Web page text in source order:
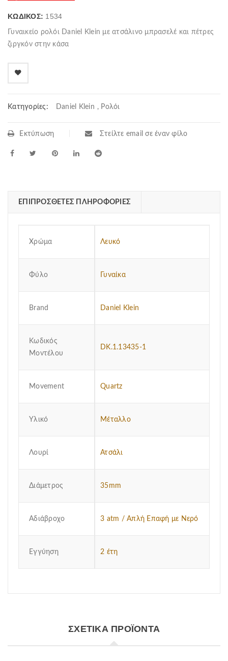
ΚΩΔΙΚΌΣ: 1534
Γυναικείο ρολόι Daniel Klein με ατσάλινο μπρασελέ και πέτρες
ζιργκόν στην κάσα
Κατηγορίες: Daniel Klein , Ρολόι
Εκτύπωση Στείλτε email σε έναν φίλο
ΕΠΙΠΡΌΣΘΕΤΕΣ ΠΛΗΡΟΦΟΡΊΕΣ
Χρώμα Λευκό
Φύλο Γυναίκα
Brand Daniel Klein
Κωδικός
Μοντέλου
DK.1.13435-1
Μovement Quartz
Υλικό Μέταλλο
Λουρί Ατσάλι
Διάμετρος 35mm
Αδιάβροχο 3 atm / Απλή Επαφή με Νερό
Εγγύηση 2 έτη
ΣΧΕΤΙΚΆ ΠΡΟΪΌΝΤΑ